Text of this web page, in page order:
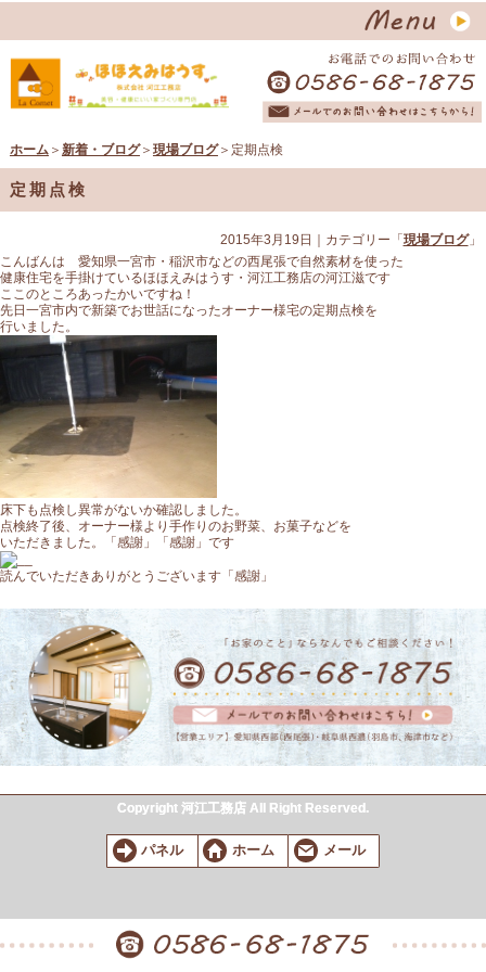
ホーム＞ 新着・ブログ＞ 現場ブログ＞定期点検
定期点検
2015年3月19日 ｜カテゴリー「 現場ブログ」
こんばんは 愛知県一宮市・稲沢市などの西尾張で自然素材を使った
健康住宅を手掛けているほほえみはうす・河江工務店の河江滋です
ここのところあったかいですね！
先日一宮市内で新築でお世話になったオーナー様宅の定期点検を
行いました。
床下も点検し異常がないか確認しました。
点検終了後、オーナー様より手作りのお野菜、お菓子などを
いただきました。「感謝」「感謝」です
読んでいただきありがとうございます「感謝」
Copyright 河江工務店 All Right Reserved.
パネル ホーム メール